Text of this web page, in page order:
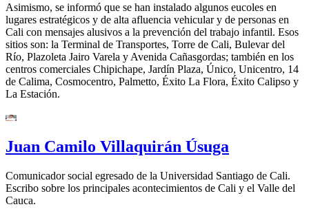
Asimismo, se informó que se han instalado algunos eucoles en
lugares estratégicos y de alta afluencia vehicular y de personas en
Cali con mensajes alusivos a la prevención del trabajo infantil. Esos
sitios son: la Terminal de Transportes, Torre de Cali, Bulevar del
Río, Plazoleta Jairo Varela y Avenida Cañasgordas; también en los
centros comerciales Chipichape, Jardín Plaza, Único, Unicentro, 14
de Calima, Cosmocentro, Palmetto, Éxito La Flora, Éxito Calipso y
La Estación.
Juan Camilo Villaquirán Úsuga
Comunicador social egresado de la Universidad Santiago de Cali.
Escribo sobre los principales acontecimientos de Cali y el Valle del
Cauca.